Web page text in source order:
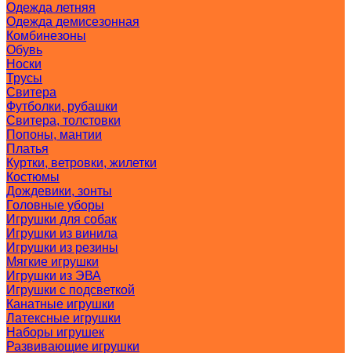
Одежда летняя
Одежда демисезонная
Комбинезоны
Обувь
Носки
Трусы
Свитера
Футболки, рубашки
Свитера, толстовки
Попоны, мантии
Платья
Куртки, ветровки, жилетки
Костюмы
Дождевики, зонты
Головные уборы
Игрушки для собак
Игрушки из винила
Игрушки из резины
Мягкие игрушки
Игрушки из ЭВА
Игрушки с подсветкой
Канатные игрушки
Латексные игрушки
Наборы игрушек
Развивающие игрушки